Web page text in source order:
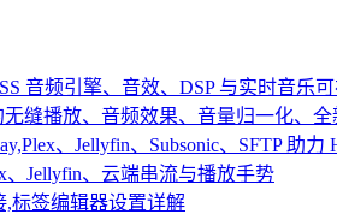
音频引擎、音效、DSP 与实时音乐
无缝播放、音频效果、音量归一化、
、Jellyfin、Subsonic、SFTP 助力
、Jellyfin、云端串流与播放手势
,标签编辑器设置详解